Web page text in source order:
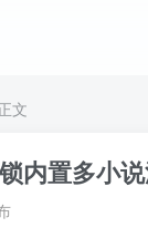
文
内置多小说